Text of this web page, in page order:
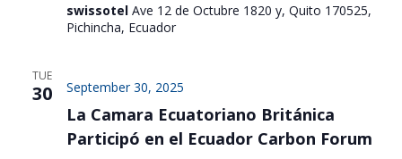
swissotel Ave 12 de Octubre 1820 y, Quito 170525,
Pichincha, Ecuador
TUE
30 September 30, 2025
La Camara Ecuatoriano Británica
Participó en el Ecuador Carbon Forum